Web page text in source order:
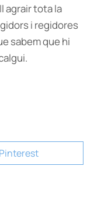
agrair tota la
i regidores
sabem que hi
Pinterest